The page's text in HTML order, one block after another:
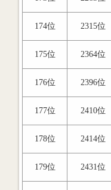
174位 2315位
175位 2364位
176位 2396位
177位 2410位
178位 2414位
179位 2431位